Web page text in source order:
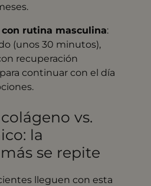
rutina masculina:
(unos 30 minutos),
recuperación
continuar con el día
vs.
la
se repite
lleguen con esta